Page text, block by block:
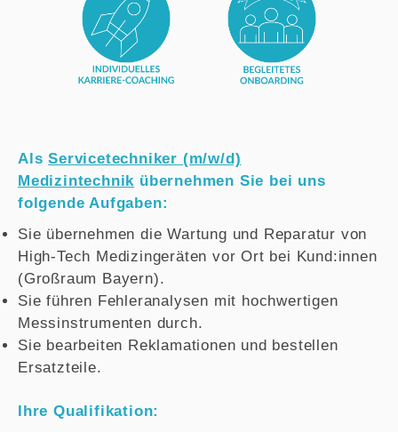
AlsServicetechniker (m/w/d)
Medizintechnik übernehmen Sie bei uns
folgende Aufgaben:
Sie übernehmen die Wartung und Reparatur von
High-Tech Medizingeräten vor Ort bei Kund:innen
(Großraum Bayern).
Sie führen Fehleranalysen mit hochwertigen
Messinstrumenten durch.
Sie bearbeiten Reklamationen und bestellen
Ersatzteile.
Ihre Qualifikation: